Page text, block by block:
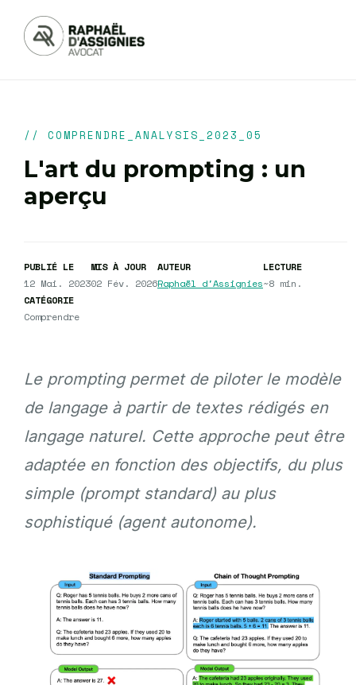
// COMPRENDRE_ANALYSIS_2023_05
L'art du prompting : un
aperçu
PUBLIÉ LE
12 Mai. 2023
MIS À JOUR
02 Fév. 2026
AUTEUR
Raphaël d'Assignies
LECTURE
~8 min.
CATÉGORIE
Comprendre
Le prompting permet de piloter le modèle
de langage à partir de textes rédigés en
langage naturel. Cette approche peut être
adaptée en fonction des objectifs, du plus
simple (prompt standard) au plus
sophistiqué (agent autonome).